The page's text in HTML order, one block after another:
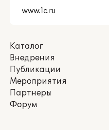
Каталог
Внедрения
Публикации
Мероприятия
Партнеры
Форум